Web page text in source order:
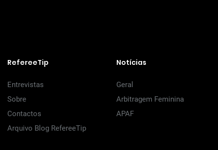
RefereeTip
Entrevistas
Sobre
Contactos
Arquivo Blog RefereeTip
Notícias
Geral
Arbitragem Feminina
APAF